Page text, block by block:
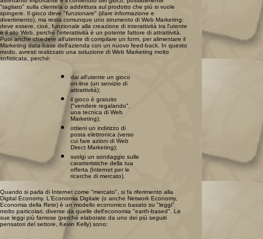
"tagliato" sulla clientela o addirittura sul prodotto che più si vuole
spingere. Il gioco deve "funzionare" (dare informazione e
divertimento), ma resta comunque uno strumento di Web Marketing:
deve essere, cioè, funzionale alla creazione di interattività tra l'utente
e il sito Web, perché l'interattività è un potente fattore di attrattività.
Puoi anche chiedere all'utente di compilare un form, per alimentare il
Marketing data-base dell'azienda con un nuovo feed-back. In questo
modo, avresti realizzato una soluzione di Web Marketing molto
sofisticata, perché:
dai all'utente un gioco
on-line (un servizio di
attrattività);
il gioco è gratuito
("vendere regalando",
una tecnica di Web
Marketing);
ottieni un indirizzo di
posta elettronica (verso
cui fare azioni di Web
Direct Marketing);
svolgi un sondaggio sulle
caratteristiche della tua
offerta (Internet per le
ricerche di mercato).
Quando si parla di Internet come "mercato", si fa riferimento alla
Digital Economy. L'Economia Digitale (o anche Network Economy,
Economia della Rete) è un modello economico basato su "leggi"
molto particolari, diverse da quelle dell'economia "earth-based". Le
sue leggi più famose (perché elaborate da uno dei più seguiti
pensatori del settore, Kevin Kelly) sono: